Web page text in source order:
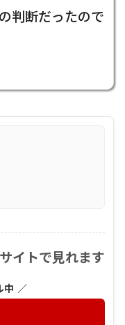
判断だったので
イトで見れます
中 ／